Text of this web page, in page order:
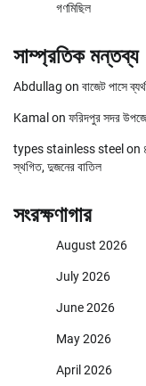
গণমিছিল
সাম্প্রতিক মন্তব্য
Abdullag on বাজেট পাসে
Kamal on ফরিদপুর সদর
types stainless steel on
স্থগিত, দুজনের বাতিল
সংরক্ষণাগার
August 2026
July 2026
June 2026
May 2026
April 2026